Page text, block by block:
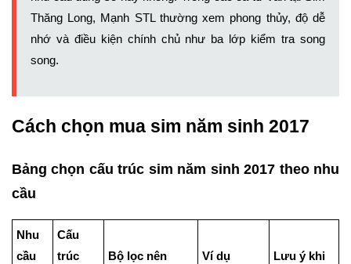
Thăng Long, Mạnh STLthường xem phong thủy, độ dễ
nhớ và điều kiện chính chủ như ba lớp kiểm tra song
song.
Cách chọn mua sim năm sinh 2017
Bảng chọn cấu trúc sim năm sinh 2017 theo nhu
cầu
Nhu
cầu
Cấu
trúc
Bộ lọc nên
Ví dụ
Lưu ý khi